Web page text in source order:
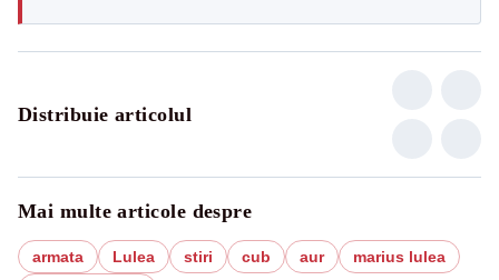
Distribuie articolul
Mai multe articole despre
armata Lulea stiri cub aur marius lulea